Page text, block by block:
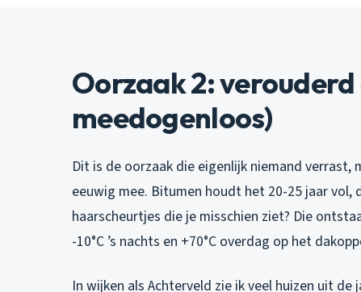
Oorzaak 2:
meedogenloos)
Dit is de oorzaak die eigenlijk niemand verrast,
eeuwig mee. Bitumen houdt het 20-25 jaar vol,
haarscheurtjes die je misschien ziet? Die
-10°C ’s nachts en +70°C overdag op het
In wijken als Achterveld zie ik veel huizen uit de